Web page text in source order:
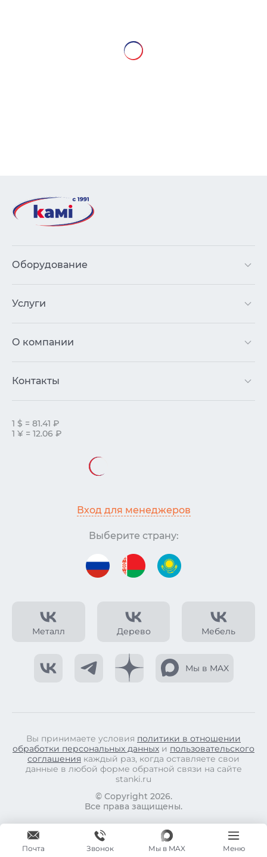
Металл Дерево Мебель
Мы в MAX
Оборудование
Услуги
О компании
Контакты
1 $ = 81.41 ₽
1 ¥ = 12.06 ₽
Вход для менеджеров
Выберите страну:
Вы принимаете условия политики в отношении
обработки персональных данных и пользовательского
соглашения каждый раз, когда оставляете свои
данные в любой форме обратной связи на сайте
stanki.ru
© Copyright 2026.
Все права защищены.
Почта Мы в MAX Меню